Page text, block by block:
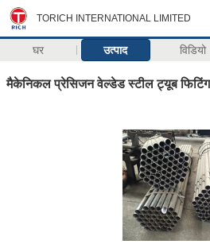
TORICH INTERNATIONAL LIMITED
घर उत्पाद विडियो
मैकेनिकल प्रेसिजन वेल्डेड स्टील ट्यूब फिटिंग